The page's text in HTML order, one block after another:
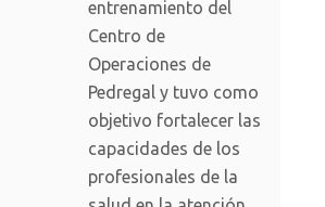
entrenamiento del
Centro de
Operaciones de
Pedregal y tuvo como
objetivo fortalecer las
capacidades de los
profesionales de la